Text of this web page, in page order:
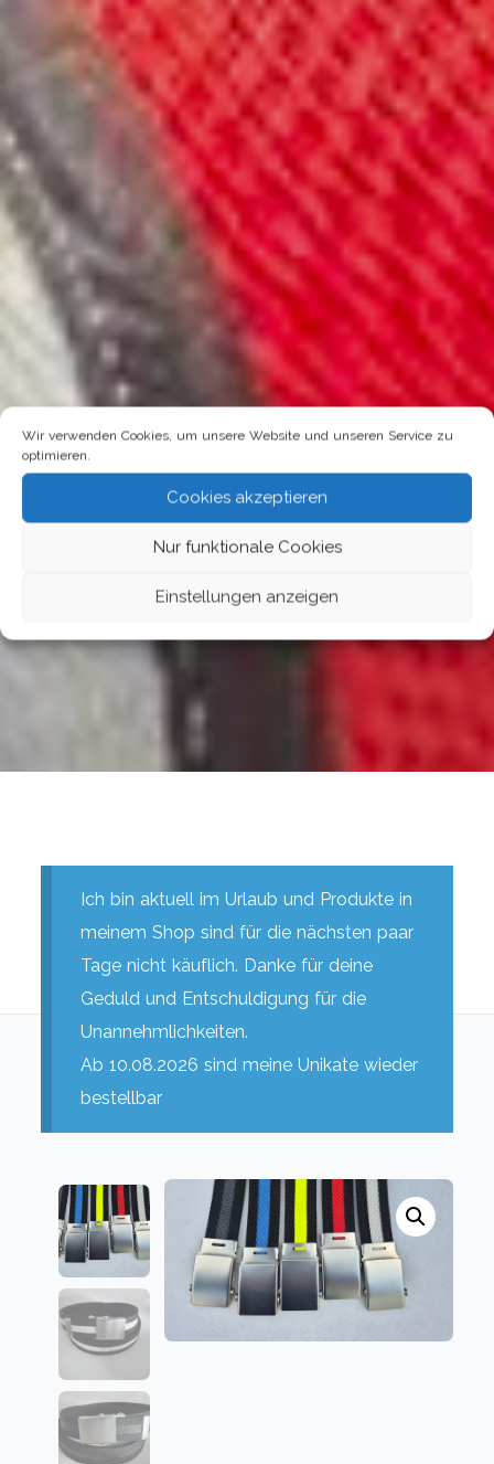
Wir verwenden Cookies, um unsere Website und unseren Service zu
optimieren.
Cookies akzeptieren
Nur funktionale Cookies
Einstellungen anzeigen
Ich bin aktuell im Urlaub und Produkte in
meinem Shop sind für die nächsten paar
Tage nicht käuflich. Danke für deine
Geduld und Entschuldigung für die
Unannehmlichkeiten.
Ab 10.08.2026 sind meine Unikate wieder
bestellbar